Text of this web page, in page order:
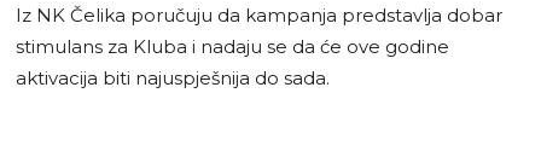
Iz NK Čelika poručuju da kampanja predstavlja dobar
stimulans za Kluba i nadaju se da će ove godine
aktivacija biti najuspješnija do sada.